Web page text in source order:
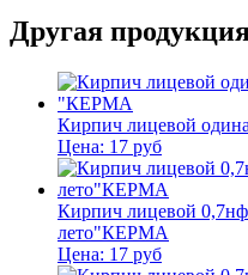
Другая
Кирпич лицевой
Цена: 17 руб
Кирпич лицевой
лето"КЕРМА
Цена: 17 руб